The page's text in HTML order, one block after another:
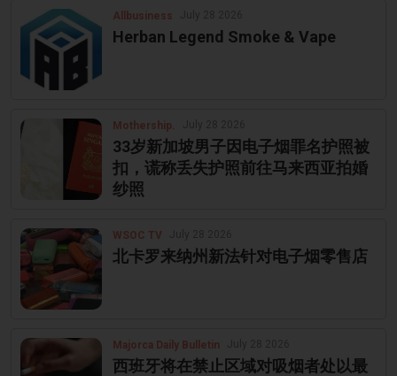
Allbusiness
Herban Legend Smoke & Vape
Mothership.
33岁新加坡男子因电子烟罪名护照被
扣，谎称丢失护照前往马来西亚拍婚
纱照
WSOC TV
北卡罗来纳州新法针对电子烟零售店
Majorca Daily Bulletin
西班牙将在禁止区域对吸烟者处以最